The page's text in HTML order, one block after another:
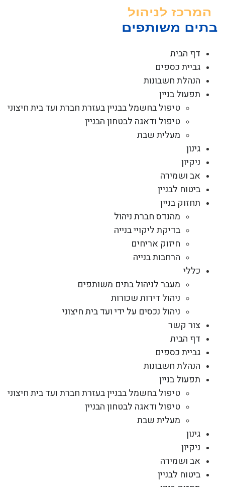
דף הבית
גביית כספים
הנהלת חשבונות
תפעול בניין
טיפול בחשמל בבניין בעזרת חברת ועד בית חיצוני
טיפול ודאגה לבטחון הבניין
מעלית שבת
גינון
ניקיון
אב ושמירה
ביטוח לבניין
תחזוק בניין
מהנדס חברת ניהול
בדיקת ליקויי בנייה
חיזוק אריחים
הרחבות בנייה
כללי
מעבר לניהול בתים משותפים
ניהול דירות שכורות
ניהול נכסים על ידי ועד בית חיצוני
צור קשר
דף הבית
גביית כספים
הנהלת חשבונות
תפעול בניין
טיפול בחשמל בבניין בעזרת חברת ועד בית חיצוני
טיפול ודאגה לבטחון הבניין
מעלית שבת
גינון
ניקיון
אב ושמירה
ביטוח לבניין